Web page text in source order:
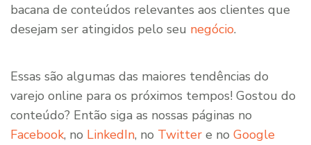
bacana de conteúdos relevantes aos clientes que
desejam ser atingidos pelo seu negócio.
Essas são algumas das maiores tendências do
varejo online para os próximos tempos! Gostou do
conteúdo? Então siga as nossas páginas no
Facebook, no LinkedIn, no Twitter e no Google